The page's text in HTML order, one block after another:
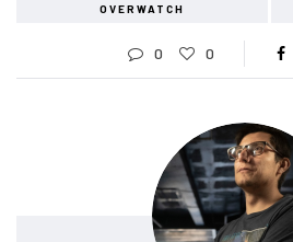
OVERWATCH
0 0